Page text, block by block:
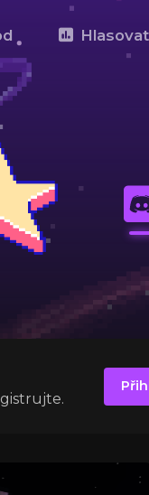
Hlasovat